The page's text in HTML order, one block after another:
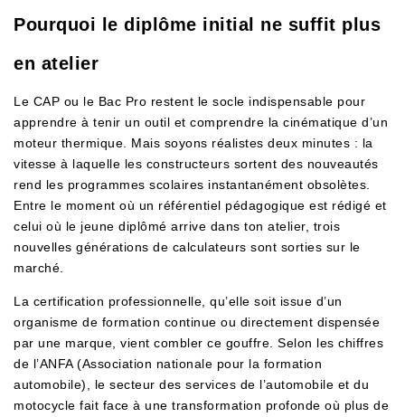
Pourquoi le diplôme initial ne suffit plus
en atelier
Le CAP ou le Bac Pro restent le socle indispensable pour
apprendre à tenir un outil et comprendre la cinématique d’un
moteur thermique. Mais soyons réalistes deux minutes : la
vitesse à laquelle les constructeurs sortent des nouveautés
rend les programmes scolaires instantanément obsolètes.
Entre le moment où un référentiel pédagogique est rédigé et
celui où le jeune diplômé arrive dans ton atelier, trois
nouvelles générations de calculateurs sont sorties sur le
marché.
La certification professionnelle, qu’elle soit issue d’un
organisme de formation continue ou directement dispensée
par une marque, vient combler ce gouffre. Selon les chiffres
de l’ANFA (Association nationale pour la formation
automobile), le secteur des services de l’automobile et du
motocycle fait face à une transformation profonde où plus de